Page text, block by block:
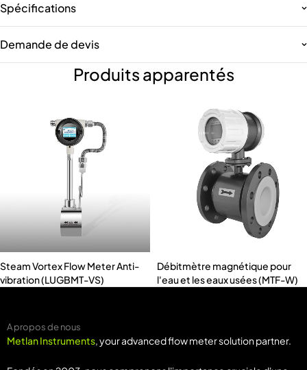
Spécifications
Demande de devis
Produits apparentés
Steam Vortex Flow Meter Anti-
vibration (LUGBMT-VS)
Débitmètre magnétique pour
l'eau et les eaux usées (MTF-W)
A propos de nous
Metlan Instruments, your advanced flow meter solution partner.